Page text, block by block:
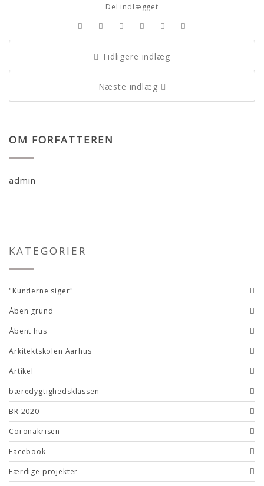
Del indlægget
Tidligere indlæg
Næste indlæg
OM FORFATTEREN
admin
KATEGORIER
"Kunderne siger"
Åben grund
Åbent hus
Arkitektskolen Aarhus
Artikel
bæredygtighedsklassen
BR 2020
Coronakrisen
Facebook
Færdige projekter